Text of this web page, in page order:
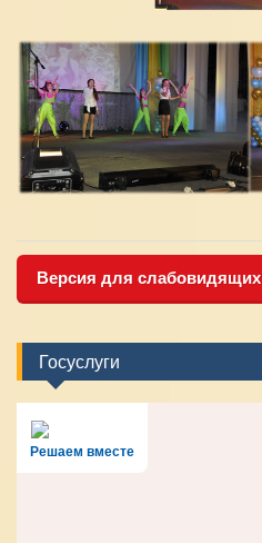
Версия для слабовидящих
Госуслуги
Решаем вместе